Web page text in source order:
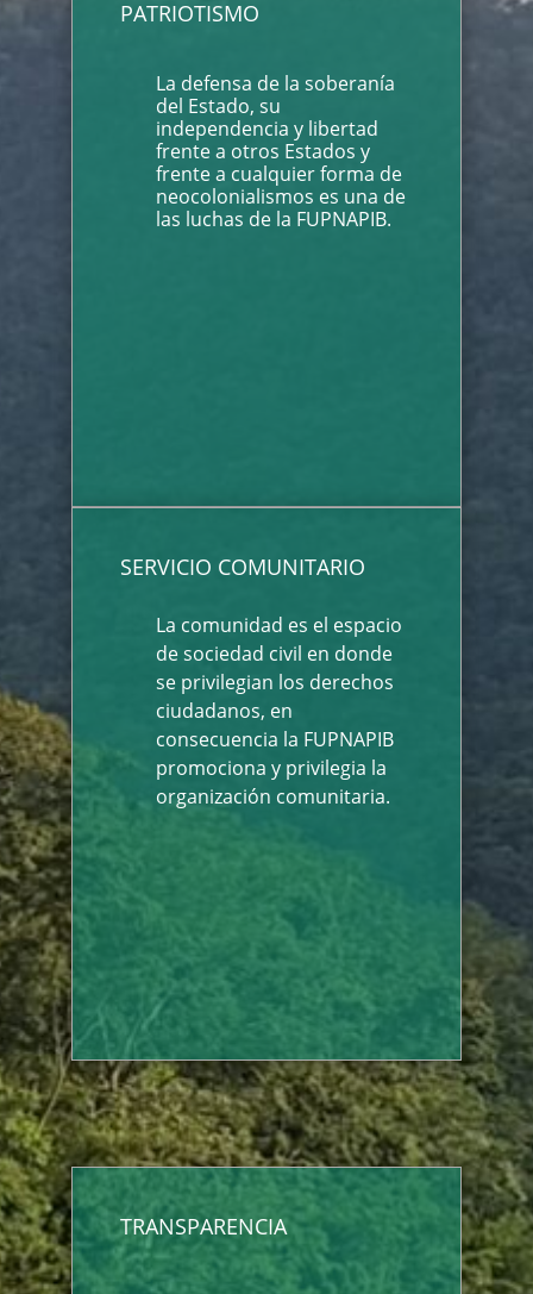
PATRIOTISMO
La defensa de la soberanía
del Estado, su
independencia y libertad
frente a otros Estados y
frente a cualquier forma de
neocolonialismos es una de
las luchas de la FUPNAPIB.
SERVICIO COMUNITARIO
La comunidad es el espacio
de sociedad civil en donde
se privilegian los derechos
ciudadanos, en
consecuencia la FUPNAPIB
promociona y privilegia la
organización comunitaria.
TRANSPARENCIA